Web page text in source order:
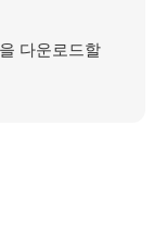
다운로드할